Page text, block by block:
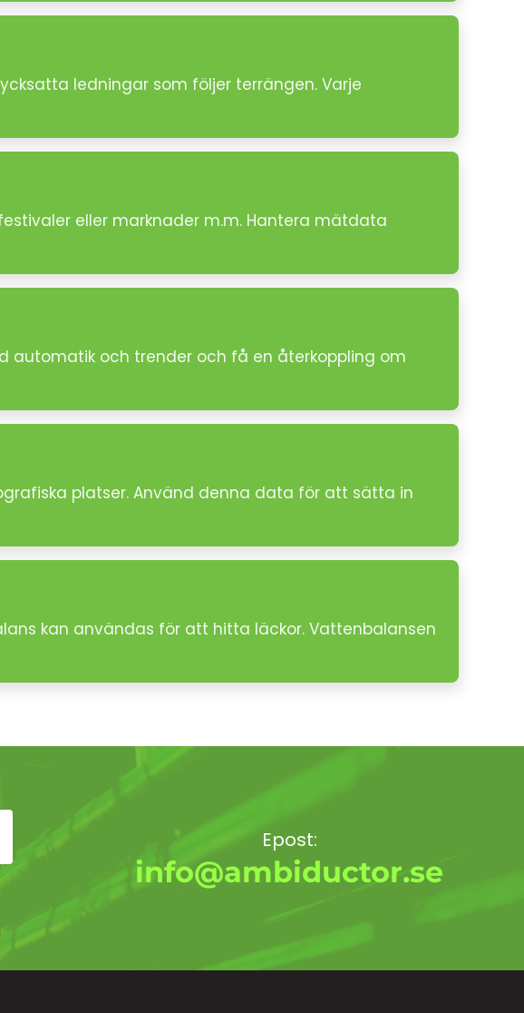
ledningar som följer terrängen. Varje
eller marknader m.m. Hantera mätdata
automatik och trender och få en återkoppling om
platser. Använd denna data för att sätta in
kan användas för att hitta läckor. Vattenbalansen
Epost:
info@ambiductor.se